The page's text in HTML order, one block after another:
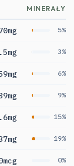
MINERAŁY
5%
3%
6%
9%
15%
19%
0%